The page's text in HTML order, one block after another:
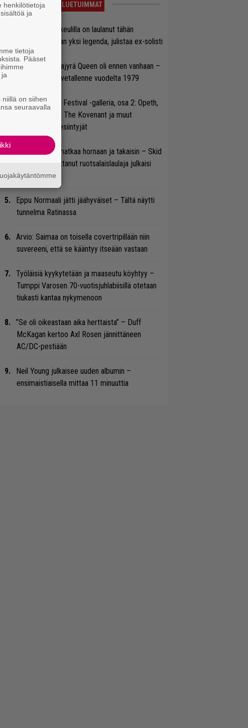
LUETUIMMAT
Iron Maidenin keulilla on laulanut tähän
mennessä tasan yksi legenda, julistaa ex-solisti
Tällainen keikkajyrä Queen oli ennen vanhaan –
katso tulinen livetallenne vuodelta 1979
Hellsinki Metal Festival -galleria, osa 2: Opeth,
Paradise Lost, The Kovenant ja muut
päätöspäivän esiintyjät
Erik Grönwall matkaa hornaan ja takaisin – Skid
Row’ssa vaikuttanut ruotsalaislaulaja julkaisi
uuden videon
Eppu Normaali jätti jäähyväiset – Tältä näytti
tunnelma Ratinassa
Arvio: Saimaa on toisella covertripillään niin
suvereeni, että se kääntyy itseään vastaan
Työläisiä kyykytetään ja maaseutu köyhtyy –
Tumppi Varosen 70-vuotisjuhlabiisillä otetaan
tiukasti kantaa nykymenoon
”Se oli oikeastaan aika herttaista” – Duff
McKagan kertoo Axl Rosen jännittäneen
AC/DC-pestiään
Neil Young julkaisee uuden albumin –
ensimaistiaisella mittaa 11 minuuttia
henkilötietoja
ja
tietoja
Pääset
on siihen
seuraavalla